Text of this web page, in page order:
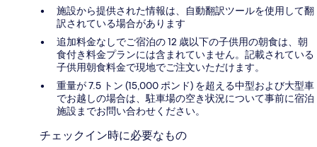
施設から提供された情報は、自動翻訳ツールを使用して翻
訳されている場合があります
追加料金なしでご宿泊の 12 歳以下の子供用の朝食は、朝
食付き料金プランには含まれていません。記載されている
子供用朝食料金で現地でご注文いただけます。
重量が 7.5 トン (15,000 ポンド) を超える中型および大型車
でお越しの場合は、駐車場の空き状況について事前に宿泊
施設までお問い合わせください。
チェックイン時に必要なもの